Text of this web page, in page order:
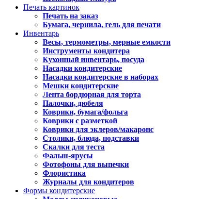
Печать картинок
Печать на заказ
Бумага, чернила, гель для печати
Инвентарь
Весы, термометры, мерные емкости
Инструменты кондитера
Кухонный инвентарь, посуда
Насадки кондитерские
Насадки кондитерские в наборах
Мешки кондитерские
Лента бордюрная для торта
Палочки, дюбеля
Коврики, бумага/фольга
Коврики с разметкой
Коврики для эклеров/макаронс
Столики, блюда, подставки
Скалки для теста
Фальш-ярусы
Фотофоны для выпечки
Флористика
Журналы для кондитеров
Формы кондитерские